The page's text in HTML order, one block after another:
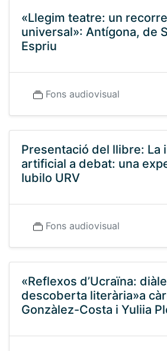
«Llegim teatre: un
universal»: Antígona, de
Espriu
Fons audiovisual
Presentació del llibre: La
artificial a debat: una
Iubilo URV
Fons audiovisual
«Reflexos d’Ucraïna:
descoberta literària»a
Gonzàlez-Costa i Yuliia